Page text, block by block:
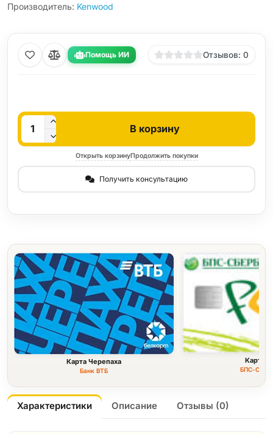
Производитель: Kenwood
Помощь ИИ Отзывов: 0
Кол-во
В корзину
Открыть корзинуПродолжить покупки
Получить консультацию
Карта Черепаха
Банк ВТБ
Карта
БПС-
Характеристики Описание Отзывы (0)